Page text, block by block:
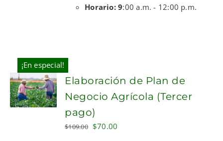
Horario: 9:00 a.m. - 12:00 p.m.
¡En especial!
ADD TO
CART
Elaboración de Plan de
Negocio Agrícola (Tercer
pago)
$109.00 Original
$70.00